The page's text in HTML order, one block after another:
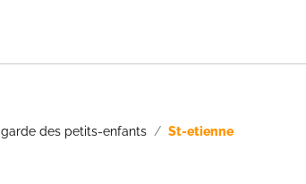
garde des petits-enfants St-etienne